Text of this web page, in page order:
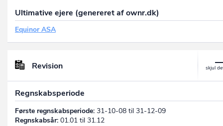
P-nr.: 1017586900
Amerikavej 7, 6700 Esbjerg, DK
Ultimative ejere (genereret af ownr.dk)
Equinor ASA
Revision
Regnskabsperiode
Første regnskabsperiode: 31-10-08 til 31-12-09
Regnskabsår: 01.01 til 31.12